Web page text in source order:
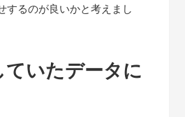
するのが良いかと考えまし
いたデータに